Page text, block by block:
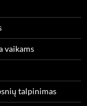
vaikams
talpinimas